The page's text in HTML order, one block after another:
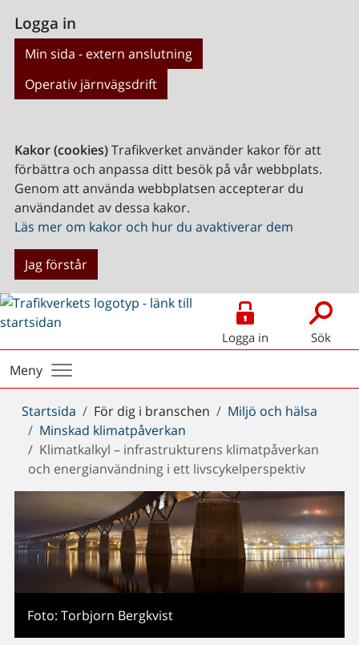
Logga in
Min sida - extern anslutning
Operativ järnvägsdrift
Kakor (cookies)Trafikverket använder kakor för att
förbättra och anpassa ditt besök på vår webbplats.
Genom att använda webbplatsen accepterar du
användandet av dessa kakor.
Läs mer om kakor och hur du avaktiverar dem
Jag förstår
Logga in Sök
Meny
Du
är
här:
Startsida För dig i branschen
Miljö och hälsa
Minskad klimatpåverkan
Klimatkalkyl – infrastrukturens klimatpåverkan
och energianvändning i ett livscykelperspektiv
Foto: Torbjorn Bergkvist